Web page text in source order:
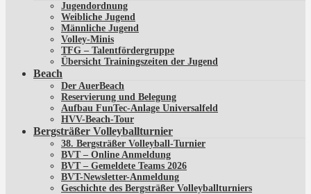
Jugendordnung
Weibliche Jugend
Männliche Jugend
Volley-Minis
TFG – Talentfördergruppe
Übersicht Trainingszeiten der Jugend
Beach
Der AuerBeach
Reservierung und Belegung
Aufbau FunTec-Anlage Universalfeld
HVV-Beach-Tour
Bergsträßer Volleyballturnier
38. Bergsträßer Volleyball-Turnier
BVT – Online Anmeldung
BVT – Gemeldete Teams 2026
BVT-Newsletter-Anmeldung
Geschichte des Bergsträßer Volleyballturniers